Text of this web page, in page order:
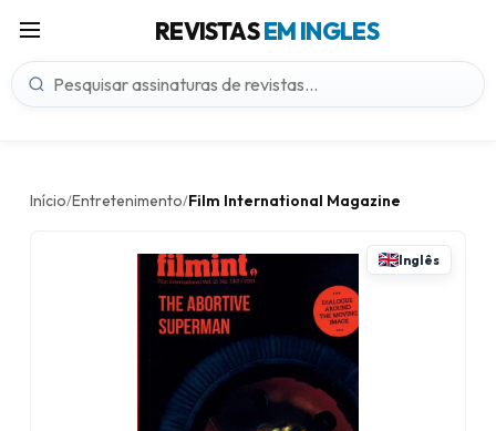
REVISTASEM INGLES
Início/Entretenimento/Film International Magazine
Inglês